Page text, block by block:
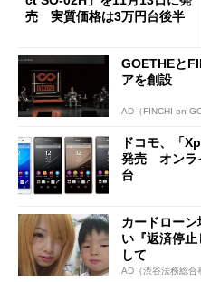
売 実質価格は3万円台後半
GOETHEと
アを創設
AD（FINCHI on
ドコモ、「
発売 オンラ
台
カードロー
い『返済停
して
AD（渋谷法務総合